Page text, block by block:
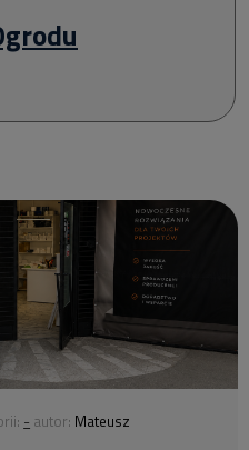
- autor: Mateusz